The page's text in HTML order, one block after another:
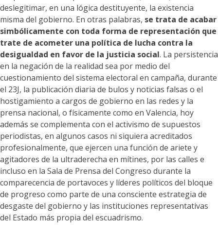
deslegitimar, en una lógica destituyente, la existencia
misma del gobierno. En otras palabras, se trata de acabar
simbólicamente con toda forma de representación que
trate de acometer una política de lucha contra la
desigualdad en favor de la justicia social. La persistencia
en la negación de la realidad sea por medio del
cuestionamiento del sistema electoral en campaña, durante
el 23J, la publicación diaria de bulos y noticias falsas o el
hostigamiento a cargos de gobierno en las redes y la
prensa nacional, o físicamente como en Valencia, hoy
además se complementa con el activismo de supuestos
periodistas, en algunos casos ni siquiera acreditados
profesionalmente, que ejercen una función de ariete y
agitadores de la ultraderecha en mítines, por las calles e
incluso en la Sala de Prensa del Congreso durante la
comparecencia de portavoces y líderes políticos del bloque
de progreso como parte de una consciente estrategia de
desgaste del gobierno y las instituciones representativas
del Estado más propia del escuadrismo.